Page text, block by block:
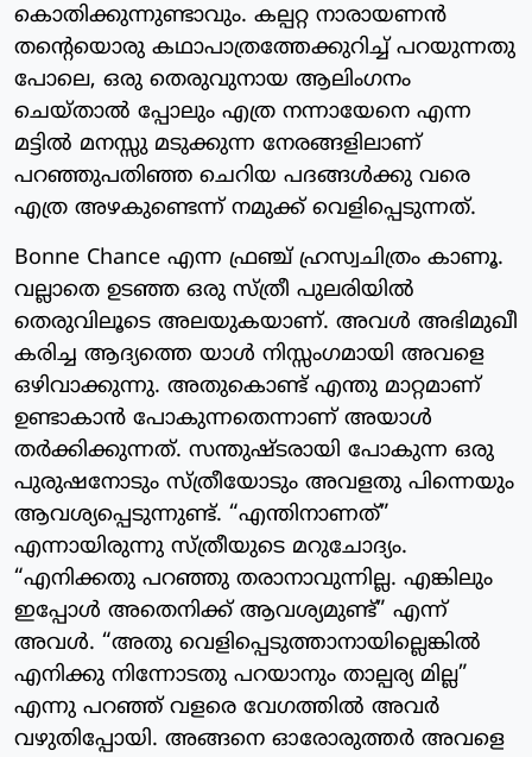
കൊതിക്കുന്നുണ്ടാവും. കല്പറ്റ നാരായണൻ
തന്റെയൊരു കഥാപാത്രത്തേക്കുറിച്ച് പറയുന്നതു
പോലെ, ഒരു തെരുവുനായ ആലിംഗനം
ചെയ്താൽ പ്പോലും എത്ര നന്നായേനെ എന്ന
മട്ടിൽ മനസ്സു മടുക്കുന്ന നേരങ്ങളിലാണ്
പറഞ്ഞുപതിഞ്ഞ ചെറിയ പദങ്ങൾക്കു വരെ
എത്ര അഴകുണ്ടെന്ന് നമുക്ക് വെളിപ്പെടുന്നത്.
Bonne Chance എന്ന ഫ്രഞ്ച് ഹ്രസ്വചിത്രം കാണൂ.
വല്ലാതെ ഉടഞ്ഞ ഒരു സ്ത്രീ പുലരിയിൽ
തെരുവിലൂടെ അലയുകയാണ്. അവൾ അഭിമുഖീ
കരിച്ച ആദ്യത്തെ യാൾ നിസ്സംഗമായി അവളെ
ഒഴിവാക്കുന്നു. അതുകൊണ്ട് എന്തു മാറ്റമാണ്
ഉണ്ടാകാൻ പോകുന്നതെന്നാണ് അയാൾ
തർക്കിക്കുന്നത്. സന്തുഷ്ടരായി പോകുന്ന ഒരു
പുരുഷനോടും സ്ത്രീയോടും അവളതു പിന്നെയും
ആവശ്യപ്പെടുന്നുണ്ട്. “എന്തിനാണത്”
എന്നായിരുന്നു സ്ത്രീയുടെ മറുചോദ്യം.
“എനിക്കതു പറഞ്ഞു തരാനാവുന്നില്ല. എങ്കിലും
ഇപ്പോൾ അതെനിക്ക് ആവശ്യമുണ്ട്” എന്ന്
അവൾ. “അതു വെളിപ്പെടുത്താനായില്ലെങ്കിൽ
എനിക്കു നിന്നോടതു പറയാനും താല്പര്യ മില്ല”
എന്നു പറഞ്ഞ് വളരെ വേഗത്തിൽ അവർ
വഴുതിപ്പോയി. അങ്ങനെ ഓരോരുത്തർ അവളെ